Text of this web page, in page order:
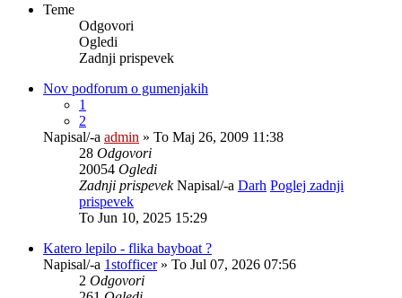
Teme
Odgovori
Ogledi
Zadnji prispevek
Nov podforum o gumenjakih
1
2
Napisal/-a admin » To Maj 26, 2009 11:38
28 Odgovori
20054 Ogledi
Zadnji prispevekNapisal/-a Darh Poglej zadnji
prispevek
To Jun 10, 2025 15:29
Katero lepilo - flika bayboat ?
Napisal/-a 1stofficer» To Jul 07, 2026 07:56
2 Odgovori